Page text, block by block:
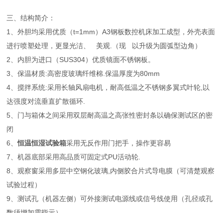
三、结构简介：
1、外胆均采用优质（t=1mm）A3钢板数控机床加工成型，外壳表面
进行喷塑处理，更显光洁、 美观.（现 以升级为圆弧型边角）
2、内胆为进口（SUS304）优质镜面不锈钢板。
3、保温材质:高密度玻璃纤维棉.保温厚度为80mm
4、搅拌系统:采用长轴风扇电机，耐高低温之不锈钢多翼式叶轮,以
达强度对流垂直扩散循环.
5、门与箱体之间采用双层耐高温之高张性密封条以确保测试区的密
闭
6、恒温恒湿试验箱采用无反作用门把手，操作更容易
7、机器底部采用高品质可固定式PU活动轮.
8、观察窗采用多层中空钢化玻璃,内侧胶合片式导电膜（可清楚观察
试验过程）
9、测试孔（机器左侧）可外接测试电源线或信号线使用（孔径或孔